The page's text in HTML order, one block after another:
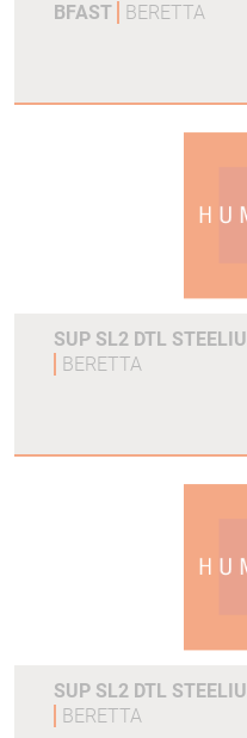
BFAST
BERETTA
SUP SL2 DTL
BERETTA
SUP SL2 DTL
BERETTA